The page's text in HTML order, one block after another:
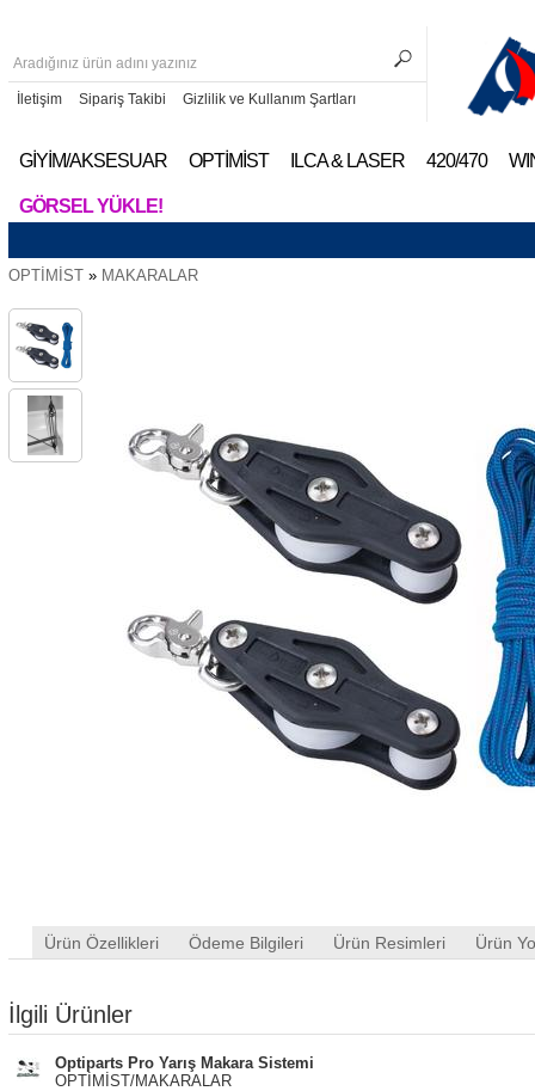
İletişim Sipariş Takibi Gizlilik ve Kullanım Şartları
GİYİM/AKSESUAR OPTİMİST ILCA & LASER 420/470
GÖRSEL YÜKLE!
OPTİMİST » MAKARALAR
Ürün Özellikleri Ödeme Bilgileri Ürün Resimleri Ürün
İlgili Ürünler
Optiparts Pro Yarış Makara Sistemi
OPTİMİST/MAKARALAR